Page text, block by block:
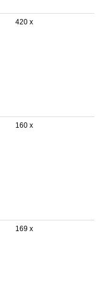
420 x
160 x
169 x